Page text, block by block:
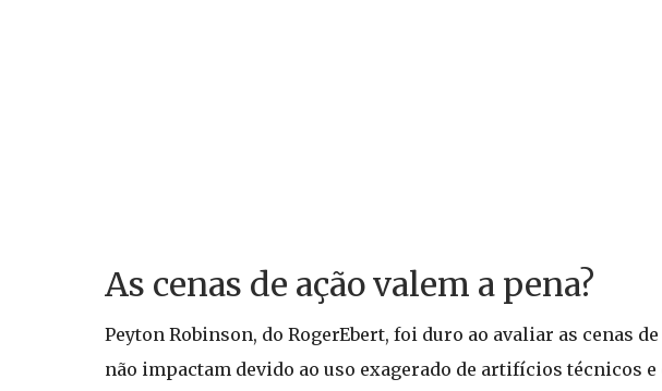
As cenas de ação valem a pena?
Peyton Robinson, do RogerEbert, foi duro ao avaliar as cenas
não impactam devido ao uso exagerado de artifícios técnicos